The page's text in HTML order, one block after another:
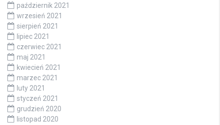
październik 2021
wrzesień 2021
sierpień 2021
lipiec 2021
czerwiec 2021
maj 2021
kwiecień 2021
marzec 2021
luty 2021
styczeń 2021
grudzień 2020
listopad 2020